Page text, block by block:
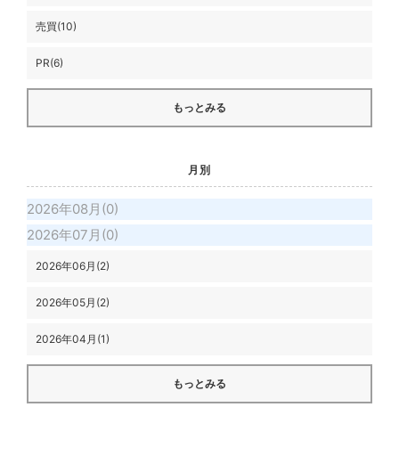
売買(10)
PR(6)
もっとみる
月別
2026年08月(0)
2026年07月(0)
2026年06月(2)
2026年05月(2)
2026年04月(1)
もっとみる